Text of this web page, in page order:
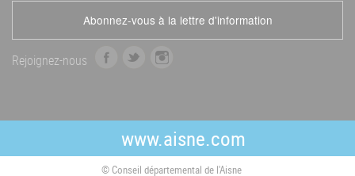
Abonnez-vous à la lettre d'information
Rejoignez-nous
b
o
t
e
r
a
g
r
www.aisne.com
© Conseil départemental de l'Aisne